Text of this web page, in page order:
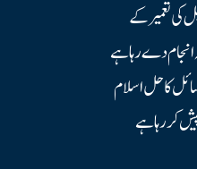
تعمیر کے
انجام دے رہا ہے
کا حل اسلام
کر رہا ہے